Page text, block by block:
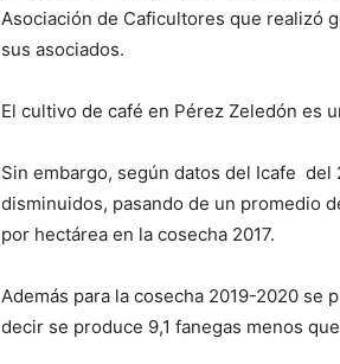
Asociación de Caficultores que realizó
sus asociados.
El cultivo de café en Pérez Zeledón es
Sin embargo, según datos del Icafe
disminuidos, pasando de un promedio
por hectárea en la cosecha 2017.
Además para la cosecha 2019-2020 se
decir se produce 9,1 fanegas menos